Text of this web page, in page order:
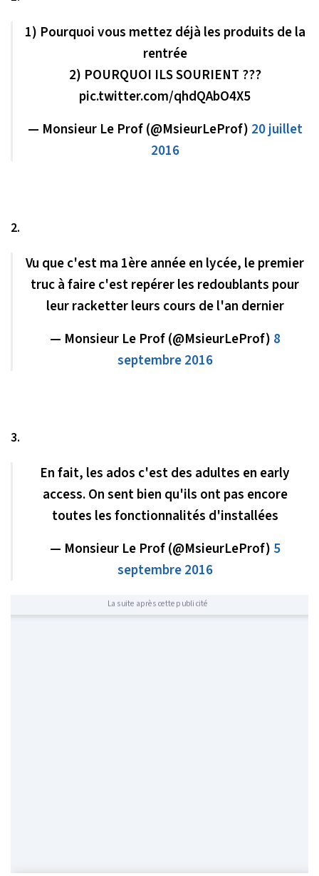
1) Pourquoi vous mettez déjà les produits de la
rentrée
2) POURQUOI ILS SOURIENT ???
pic.twitter.com/qhdQAbO4X5
— Monsieur Le Prof (@MsieurLeProf) 20 juillet
2016
2.
Vu que c'est ma 1ère année en lycée, le premier
truc à faire c'est repérer les redoublants pour
leur racketter leurs cours de l'an dernier
— Monsieur Le Prof (@MsieurLeProf) 8
septembre 2016
3.
En fait, les ados c'est des adultes en early
access. On sent bien qu'ils ont pas encore
toutes les fonctionnalités d'installées
— Monsieur Le Prof (@MsieurLeProf) 5
septembre 2016
La suite après cette publicité